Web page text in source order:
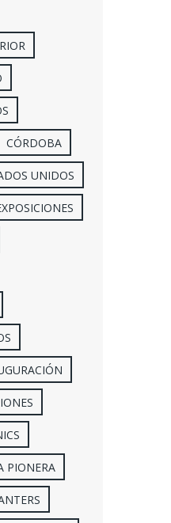
CÓRDOBA
UNIDOS
PIONERA